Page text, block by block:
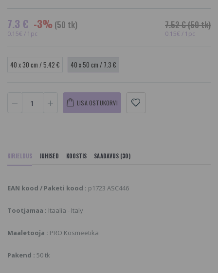
7.3 € -3% (50 tk)
0.15€ / 1pc
7.52 €(50 tk)
0.15€ / 1pc
40 x 30 cm / 5.42 € 40 x 50 cm / 7.3 €
LISA OSTUKORVI
KIRJELDUS JUHISED KOOSTIS SAADAVUS (30)
EAN kood / Paketi kood : p1723 ASC446
Tootjamaa : Itaalia - Italy
Maaletooja : PRO Kosmeetika
Pakend : 50 tk